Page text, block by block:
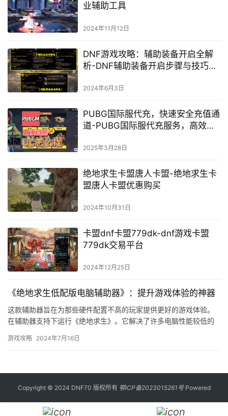
业辅助工具
2024年11月12日
DNF游戏攻略：辅助装备开启全解
析-DNF辅助装备开启步骤与技巧详
2024年6月3日
PUBG国际服代充，快速安全充值通
道-PUBG国际服代充服务，高效安
2025年3月28日
绝地求生卡盟唐人卡盟-绝地求生卡
盟唐人卡盟优惠购买
2024年10月31日
卡盟dnf卡盟779dk-dnf游戏卡盟
779dk交易平台
2024年12月25日
《绝地求生低配版电脑辅助器》：提升游戏体验的神器
这款辅助器旨在为那些硬件配置不高的玩家提供更好的游戏体验。
在辅助器支持下运行《绝地求生》。它解决了许多电脑性能较低的
游戏攻略 2024年7月16日
Copyright © 2024 DNF70 版权所有 鄂ICP备2023015261号Powered